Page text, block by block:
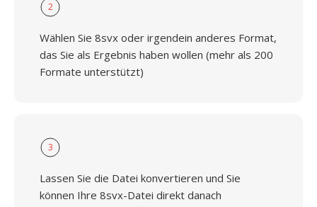
2
Wählen Sie 8svx oder irgendein anderes Format,
das Sie als Ergebnis haben wollen (mehr als 200
Formate unterstützt)
3
Lassen Sie die Datei konvertieren und Sie
können Ihre 8svx-Datei direkt danach